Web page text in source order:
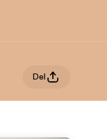
Del